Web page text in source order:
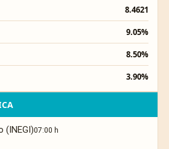
8.4621
9.05%
8.50%
3.90%
(INEGI)07:00 h